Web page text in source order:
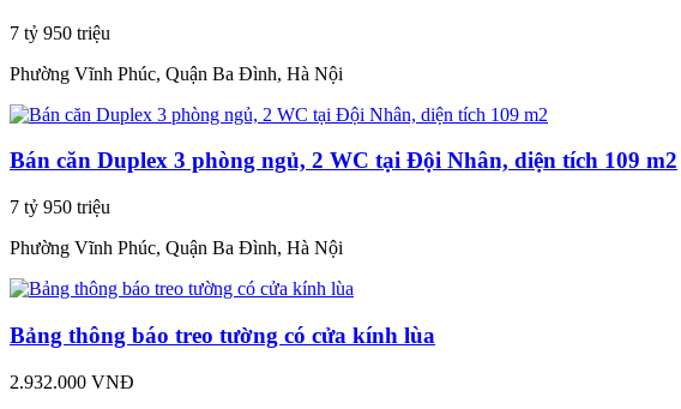
7 tỷ 950 triệu
Phường Vĩnh Phúc, Quận Ba Đình, Hà Nội
Bán căn Duplex 3 phòng ngủ, 2 WC tại Đội Nhân, diện tích 109 m2
7 tỷ 950 triệu
Phường Vĩnh Phúc, Quận Ba Đình, Hà Nội
Bảng thông báo treo tường có cửa kính lùa
2.932.000 VNĐ